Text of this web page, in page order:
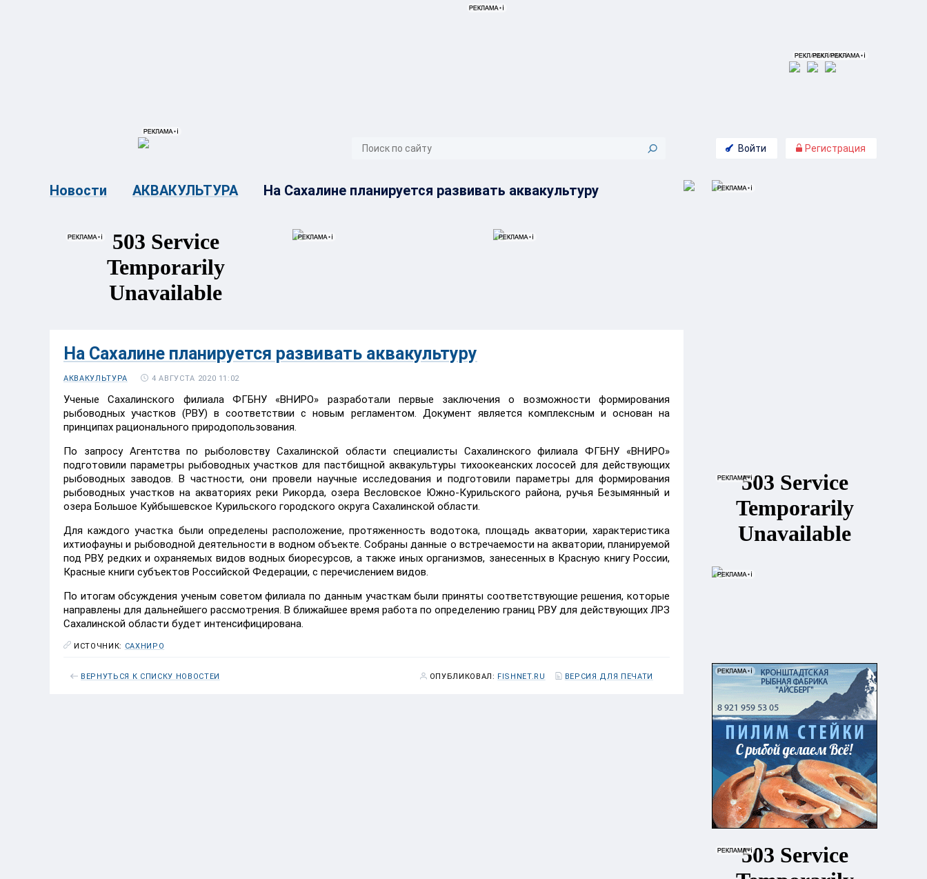
Войти Регистрация
Новости АКВАКУЛЬТУРА На Сахалине планируется развивать аквакультуру
На Сахалине планируется развивать аквакультуру
АКВАКУЛЬТУРА 4 АВГУСТА 2020 11:02
Ученые Сахалинского филиала ФГБНУ «ВНИРО» разработали первые заключения о возможности формирования
рыбоводных участков (РВУ) в соответствии с новым регламентом. Документ является комплексным и основан на
принципах рационального природопользования.
По запросу Агентства по рыболовству Сахалинской области специалисты Сахалинского филиала ФГБНУ «ВНИРО»
подготовили параметры рыбоводных участков для пастбищной аквакультуры тихоокеанских лососей для действующих
рыбоводных заводов. В частности, они провели научные исследования и подготовили параметры для формирования
рыбоводных участков на акваториях реки Рикорда, озера Весловское Южно-Курильского района, ручья Безымянный и
озера Большое Куйбышевское Курильского городского округа Сахалинской области.
Для каждого участка были определены расположение, протяженность водотока, площадь акватории, характеристика
ихтиофауны и рыбоводной деятельности в водном объекте. Собраны данные о встречаемости на акватории, планируемой
под РВУ, редких и охраняемых видов водных биоресурсов, а также иных организмов, занесенных в Красную книгу России,
Красные книги субъектов Российской Федерации, с перечислением видов.
По итогам обсуждения ученым советом филиала по данным участкам были приняты соответствующие решения, которые
направлены для дальнейшего рассмотрения. В ближайшее время работа по определению границ РВУ для действующих ЛРЗ
Сахалинской области будет интенсифицирована.
ИСТОЧНИК: САХНИРО
ВЕРНУТЬСЯ К СПИСКУ НОВОСТЕЙ ОПУБЛИКОВАЛ: FISHNET.RU ВЕРСИЯ ДЛЯ ПЕЧАТИ